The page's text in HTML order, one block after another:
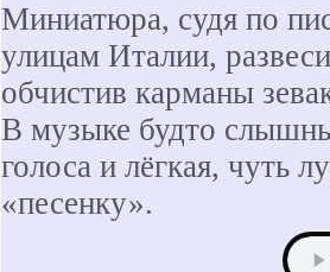
Миниатюра, судя по
улицам Италии,
обчистив карманы
В музыке будто
голоса и лёгкая, чуть
«песенку».